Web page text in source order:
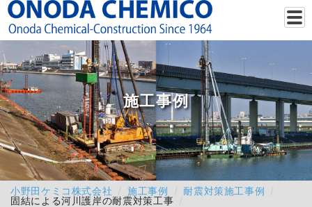
施工事例
小野田ケミコ株式会社 施工事例
耐震対策施工事例
固結による河川護岸の耐震対策工事